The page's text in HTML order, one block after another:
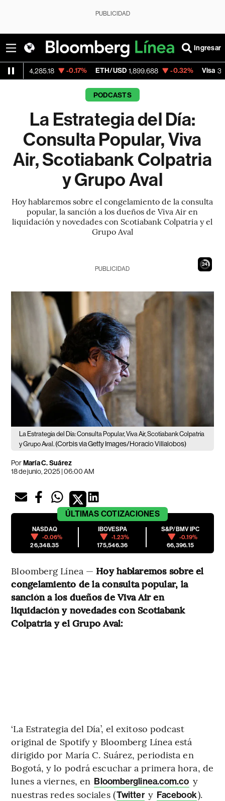
PUBLICIDAD
Ingresar
-0.17% ETH/USD 1,899.688 -0.32% Visa 370.47
PODCASTS
La Estrategia del Día:
Consulta Popular, Viva
Air, Scotiabank Colpatria
y Grupo Aval
Hoy hablaremos sobre el congelamiento de la consulta
popular, la sanción a los dueños de Viva Air en
liquidación y novedades con Scotiabank Colpatria y el
Grupo Aval
23
PUBLICIDAD
La Estrategia del Día: Consulta Popular, Viva Air, Scotiabank Colpatria
y Grupo Aval. (Corbis via Getty Images/Horacio Villalobos)
PorMaría C. Suárez
18 de junio, 2025 | 06:00 AM
ÚLTIMAS COTIZACIONES
NASDAQ
-0.06%
26,348.35
IBOVESPA
-1.23%
175,546.36
S&P/BMV IPC
-0.19%
66,396.15
Bloomberg Línea — Hoy hablaremos sobre el
congelamiento de la consulta popular, la
sanción a los dueños de Viva Air en
liquidación y novedades con Scotiabank
Colpatria y el Grupo Aval:
‘La Estrategia del Día’, el exitoso podcast
original de Spotify y Bloomberg Línea está
dirigido por María C. Suárez, periodista en
Bogotá, y lo podrá escuchar a primera hora, de
lunes a viernes, en Bloomberglinea.com.co y
nuestras redes sociales (Twitter y Facebook).